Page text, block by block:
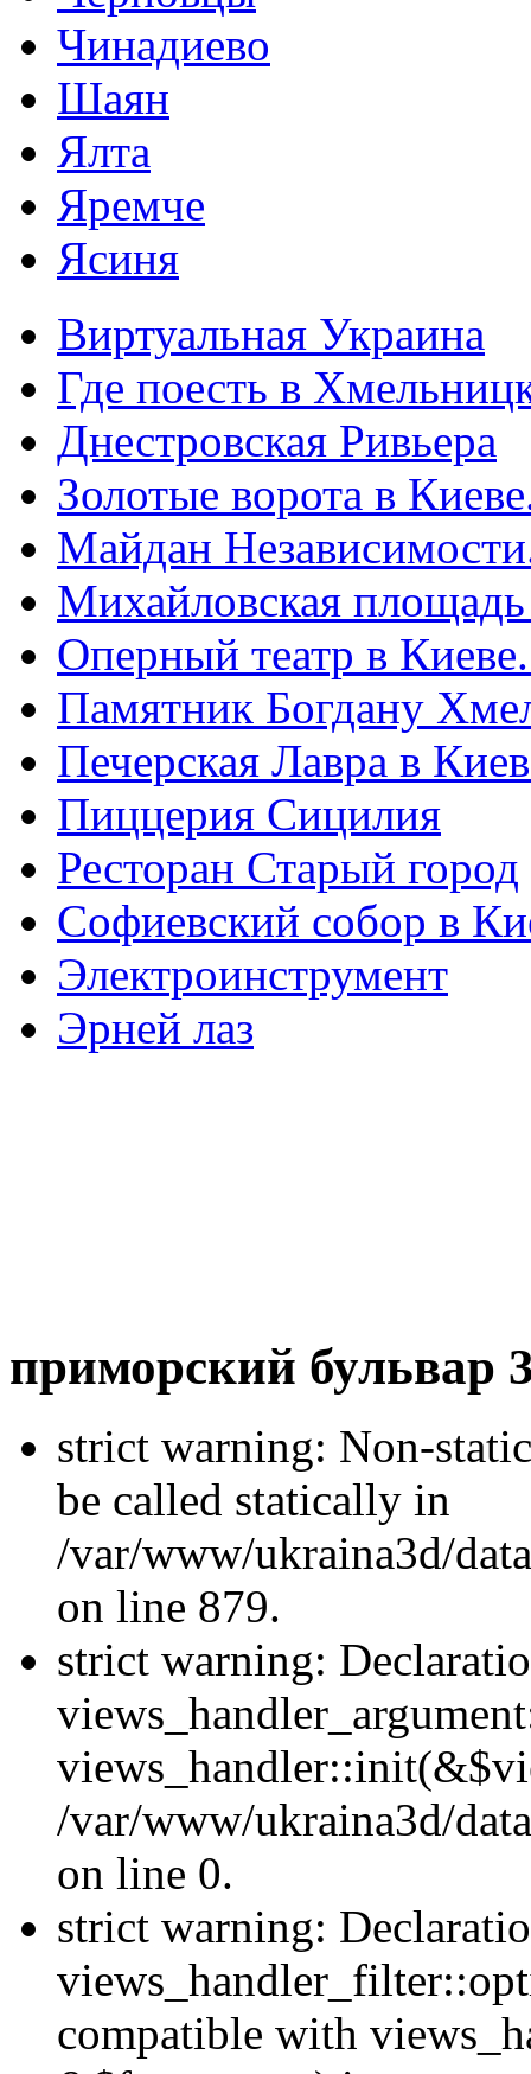
Чинадиево
Шаян
Ялта
Яремче
Ясиня
Виртуальная Украина
Где поесть в
Днестровская Ривьера
Золотые ворота в
Майдан
Михайловская
Оперный театр в
Памятник Богдану
Печерская Лавра в
Пиццерия Сицилия
Ресторан Старый город
Софиевский собор в
Электроинструмент
Эрней лаз
приморский бульвар
strict warning: Non-
be called statically in
/var/www/ukraina3d/
on line 879.
strict warning:
/var/www/ukraina3d/
on line 0.
strict warning:
compatible with